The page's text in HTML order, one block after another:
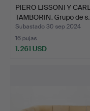
PIERO LISSONI Y
TAMBORIN. Grupo de
Subastado 30 sep 2024
16 pujas
1.261 USD